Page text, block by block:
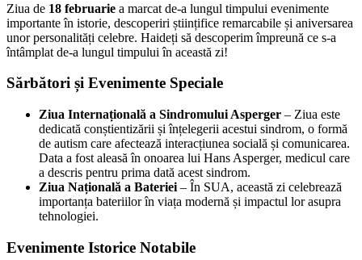
Ziua de 18 februarie a marcat de-a lungul timpului evenimente
importante în istorie, descoperiri științifice remarcabile și aniversarea
unor personalități celebre. Haideți să descoperim împreună ce s-a
întâmplat de-a lungul timpului în această zi!
Sărbători și Evenimente Speciale
Ziua Internațională a Sindromului Asperger – Ziua este
dedicată conștientizării și înțelegerii acestui sindrom, o formă
de autism care afectează interacțiunea socială și comunicarea.
Data a fost aleasă în onoarea lui Hans Asperger, medicul care
a descris pentru prima dată acest sindrom.
Ziua Națională a Bateriei – În SUA, această zi celebrează
importanța bateriilor în viața modernă și impactul lor asupra
tehnologiei.
Evenimente Istorice Notabile